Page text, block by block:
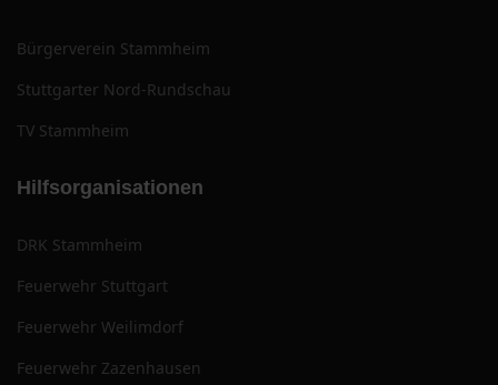
Bürgerverein Stammheim
Stuttgarter Nord-Rundschau
TV Stammheim
Hilfsorganisationen
DRK Stammheim
Feuerwehr Stuttgart
Feuerwehr Weilimdorf
Feuerwehr Zazenhausen